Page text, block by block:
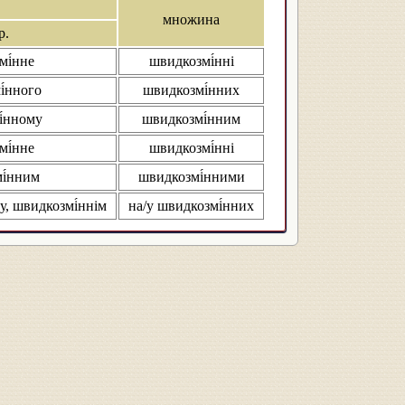
множина
швидкозмі́нні
швидкозмі́нних
швидкозмі́нним
швидкозмі́нні
швидкозмі́нними
швидкозмі́ннім на/у швидкозмі́нних